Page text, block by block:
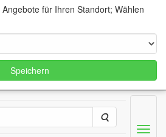
Suche
Menu
für Ihren Standort; Wählen
Speichern